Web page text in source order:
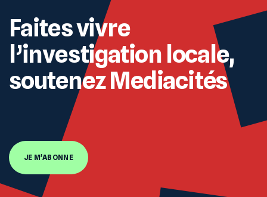
Faites vivre
l’investigation locale,
soutenez Mediacités
JE M'ABONNE